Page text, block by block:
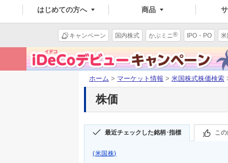
はじめての方へ 商品
キャンペーン 国内株式 かぶミニ® IPO・PO
ホーム > マーケット情報 > 米国株式株価検索
株価
最近チェックした銘柄･指標 こ
(米国株)